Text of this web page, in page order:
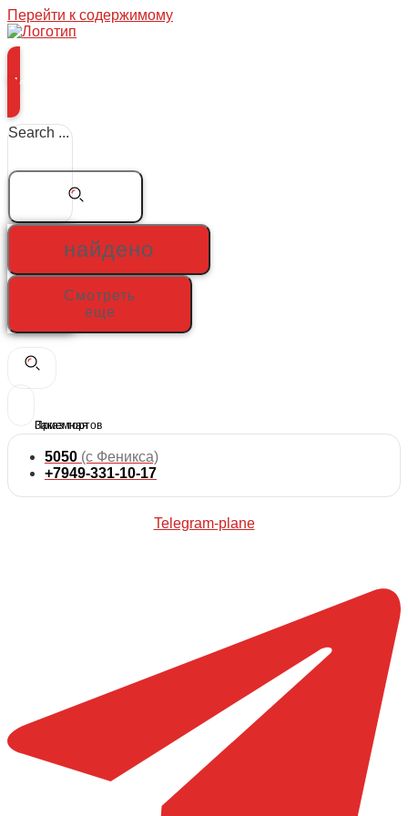
Перейти к содержимому
Меню
Search ...
найдено
Смотреть
еще
5050 (с Феникса)
+7949-331-10-17
Telegram-plane